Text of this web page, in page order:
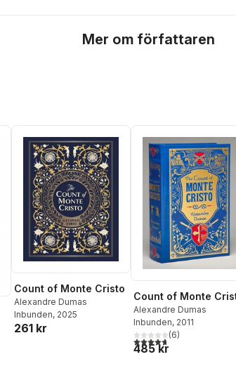
Mer om författaren
Count of Monte Cristo
Alexandre Dumas
Inbunden, 2025
261 kr
Count of Monte
Alexandre Dumas
Inbunden, 2011
4,7utav 5 stjärnor. Totalt
(6)
485 kr